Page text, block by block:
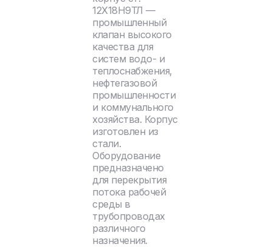
12Х18Н9ТЛ —
промышленный
клапан высокого
качества для
систем водо- и
теплоснабжения,
нефтегазовой
промышленности
и коммунального
хозяйства. Корпус
изготовлен из
стали.
Оборудование
предназначено
для перекрытия
потока рабочей
среды в
трубопроводах
различного
назначения.